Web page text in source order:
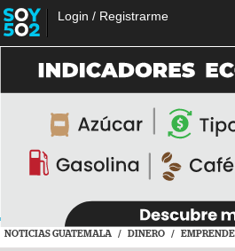
Login / Registrarme
NOTICIAS GUATEMALA / DINERO /